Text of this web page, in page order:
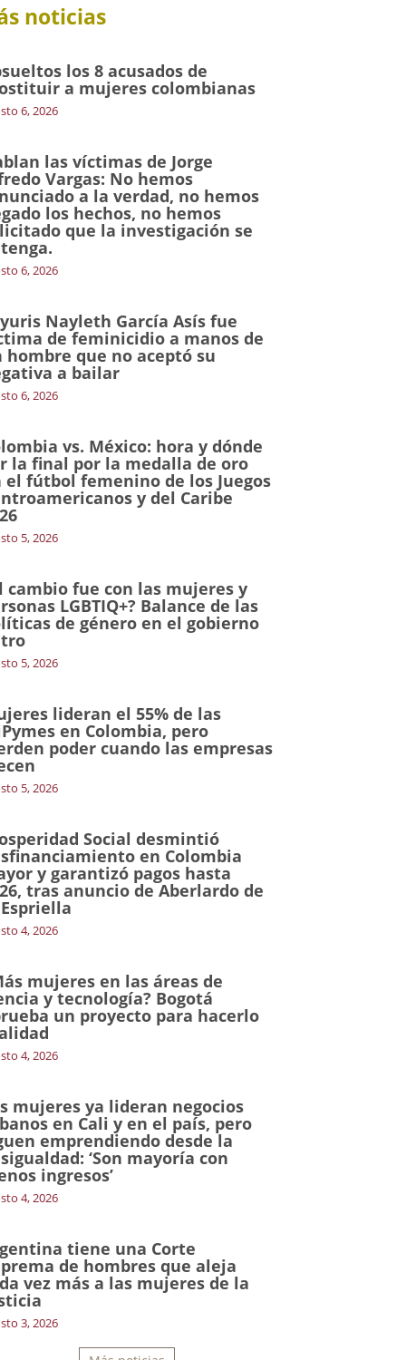
noticias
los 8 acusados de
a mujeres colombianas
6, 2026
las víctimas de Jorge
Vargas: No hemos
a la verdad, no hemos
los hechos, no hemos
que la investigación se
6, 2026
Nayleth García Asís fue
de feminicidio a manos de
hombre que no aceptó su
a bailar
6, 2026
vs. México: hora y dónde
la final por la medalla de oro
el fútbol femenino de los Juegos
y del Caribe
5, 2026
cambio fue con las mujeres y
LGBTIQ+? Balance de las
de género en el gobierno
5, 2026
lideran el 55% de las
en Colombia, pero
poder cuando las empresas
5, 2026
Social desmintió
en Colombia
y garantizó pagos hasta
tras anuncio de Aberlardo de
4, 2026
mujeres en las áreas de
y tecnología? Bogotá
un proyecto para hacerlo
4, 2026
mujeres ya lideran negocios
en Cali y en el país, pero
emprendiendo desde la
‘Son mayoría con
ingresos’
4, 2026
tiene una Corte
de hombres que aleja
vez más a las mujeres de la
3, 2026